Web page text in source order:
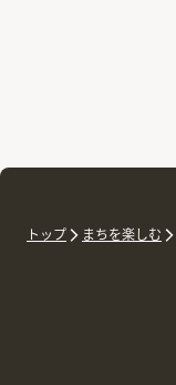
トップ まちを楽しむ